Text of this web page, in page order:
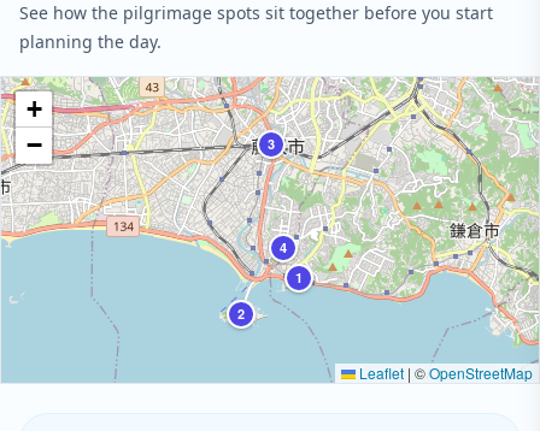
See how the pilgrimage spots sit together before you start
planning the day.
1
2
3
4
+
−
Leaflet | ©OpenStreetMap